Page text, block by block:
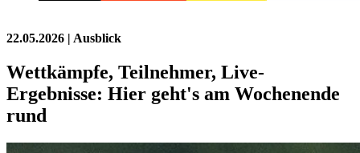
22.05.2026 | Ausblick
Wettkämpfe, Teilnehmer, Live-
Ergebnisse: Hier geht's am Wochenende
rund